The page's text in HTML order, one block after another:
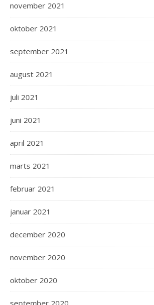
november 2021
oktober 2021
september 2021
august 2021
juli 2021
juni 2021
april 2021
marts 2021
februar 2021
januar 2021
december 2020
november 2020
oktober 2020
september 2020